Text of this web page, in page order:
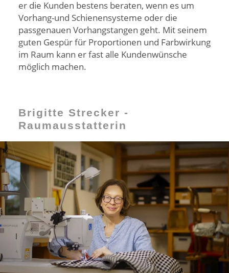
er die Kunden bestens beraten, wenn es um
Vorhang-und Schienensysteme oder die
passgenauen Vorhangstangen geht. Mit seinem
guten Gespür für Proportionen und Farbwirkung
im Raum kann er fast alle Kundenwünsche
möglich machen.
Brigitte Strecker -
Raumausstatterin